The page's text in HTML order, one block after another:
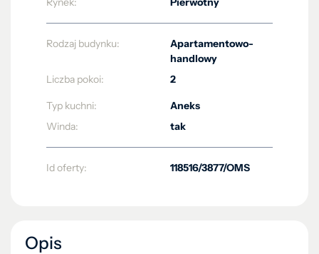
Rodzaj budynku:
Apartamentowo-
handlowy
Liczba pokoi:
2
Typ kuchni:
Aneks
Winda:
tak
Id oferty: 118516/3877/OMS
Opis